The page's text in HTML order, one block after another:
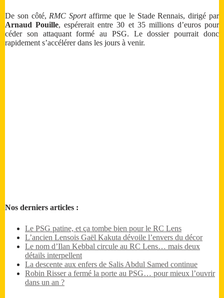
De son côté, RMC Sportaffirme que le Stade Rennais, dirigé par
Arnaud Pouille, espérerait entre 30 et 35 millions d’euros pour
céder son attaquant formé au PSG. Le dossier pourrait donc
rapidement s’accélérer dans les jours à venir.
Nos derniers articles :
Le PSG patine, et ça tombe bien pour le RC Lens
L’ancien Lensois Gaël Kakuta dévoile l’envers du décor
Le nom d’Ilan Kebbal circule au RC Lens… mais deux
détails interpellent
La descente aux enfers de Salis Abdul Samed continue
Robin Risser a fermé la porte au PSG… pour mieux l’ouvrir
dans un an ?